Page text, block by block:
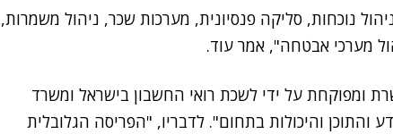
נוכחות, סליקה פנסיונית, מערכות שכר, ניהול משמרות,
מערכי אבטחה", אמר עוד.
ומפוקחת על ידי לשכת רואי החשבון בישראל ומשרד
והיכולות בתחום". לדבריו, "הפריסה הגלובלית